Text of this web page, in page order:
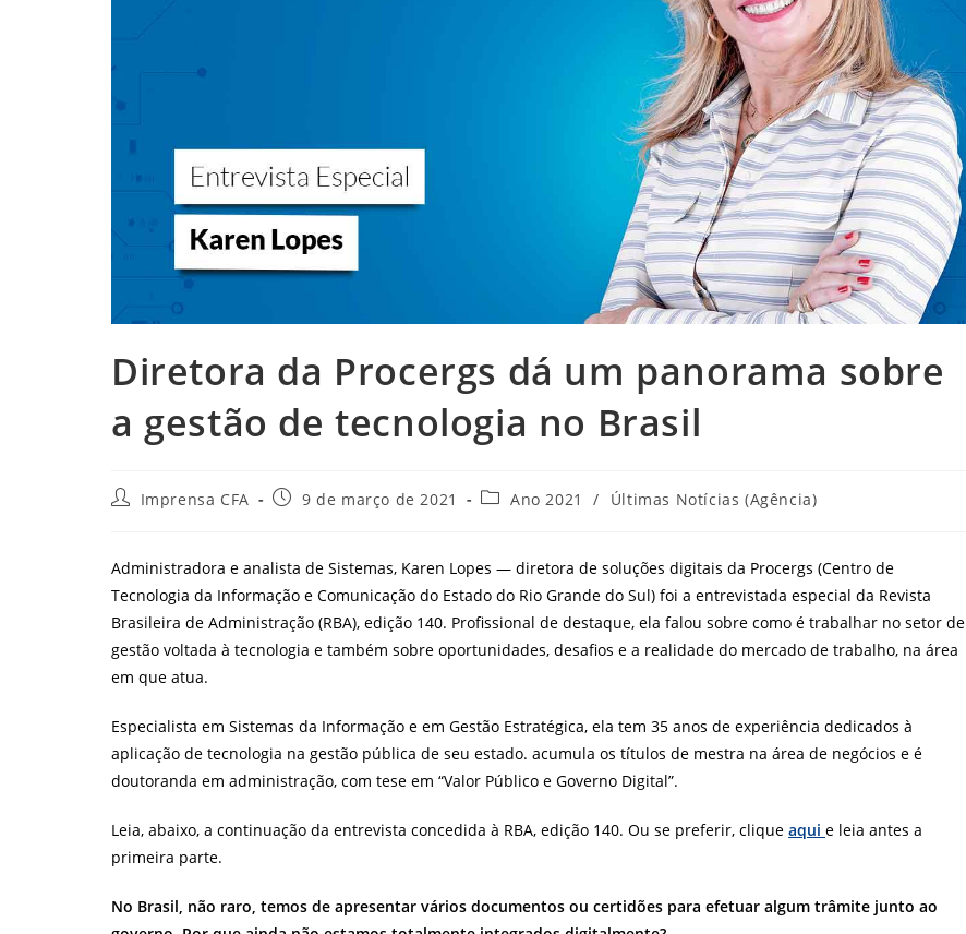
Diretora da Procergs dá um panorama sobre
a gestão de tecnologia no Brasil
AutorImprensa CFA
Post9 de março de 2021
Categoria
Ano 2021 / Últimas Notícias (Agência)
Administradora e analista de Sistemas, Karen Lopes — diretora de soluções digitais da Procergs (Centro de
Tecnologia da Informação e Comunicação do Estado do Rio Grande do Sul) foi a entrevistada especial da Revista
Brasileira de Administração (RBA), edição 140. Profissional de destaque, ela falou sobre como é trabalhar no setor de
gestão voltada à tecnologia e também sobre oportunidades, desafios e a realidade do mercado de trabalho, na área
em que atua.
Especialista em Sistemas da Informação e em Gestão Estratégica, ela tem 35 anos de experiência dedicados à
aplicação de tecnologia na gestão pública de seu estado. acumula os títulos de mestra na área de negócios e é
doutoranda em administração, com tese em “Valor Público e Governo Digital”.
Leia, abaixo, a continuação da entrevista concedida à RBA, edição 140. Ou se preferir, clique aqui e leia antes a
primeira parte.
No Brasil, não raro, temos de apresentar vários documentos ou certidões para efetuar algum trâmite junto ao